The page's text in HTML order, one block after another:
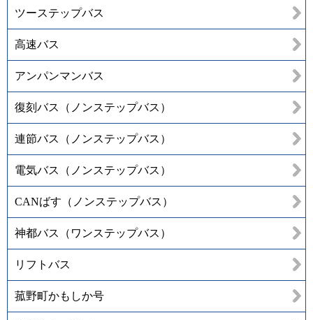
ツーステップバス
高速バス
アンパンマンバス
復刻バス（ノンステップバス）
連節バス（ノンステップバス）
電気バス（ノンステップバス）
CANばす（ノンステップバス）
神都バス（ワンステップバス）
リフトバス
菰野町かもしか号